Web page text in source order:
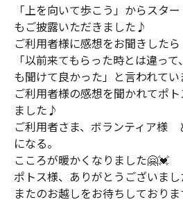
「上を向いて歩こう」からスタ
もご披露いただきました♪
ご利用者様に感想をお聞きしたら
「以前来てもらった時とは違っ
も聞けて良かった」と言われて
ご利用者様の感想を聞かれてポ
ました♪
ご利用者さま、ボランティア様
になる。
こころが暖かくなりました🤗💓
ポトス様、ありがとうございまし
またのお越しをお待ちしておりま